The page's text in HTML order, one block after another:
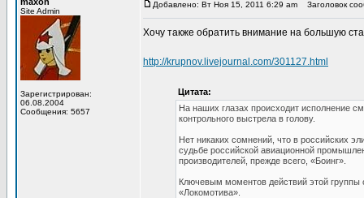
Site Admin
Зарегистрирован:
06.08.2004
Сообщения: 5657
Добавлено: Вт Ноя 15, 2011 6:29 am Заголовок
Хочу также обратить внимание на большую
http://krupnov.livejournal.com/301127.html
Цитата:
На наших глазах происходит исполнение
контрольного выстрела в голову.
Нет никаких сомнений, что в российских
судьбе российской авиационной
производителей, прежде всего, «Боинг».
Ключевым моментов действий этой группы
«Локомотива».